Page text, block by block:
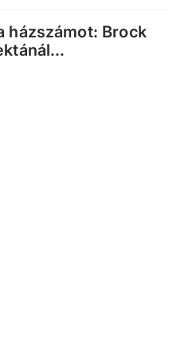
házszámot: Brock